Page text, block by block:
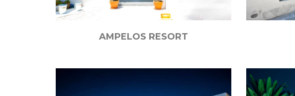
AMPELOS RESORT